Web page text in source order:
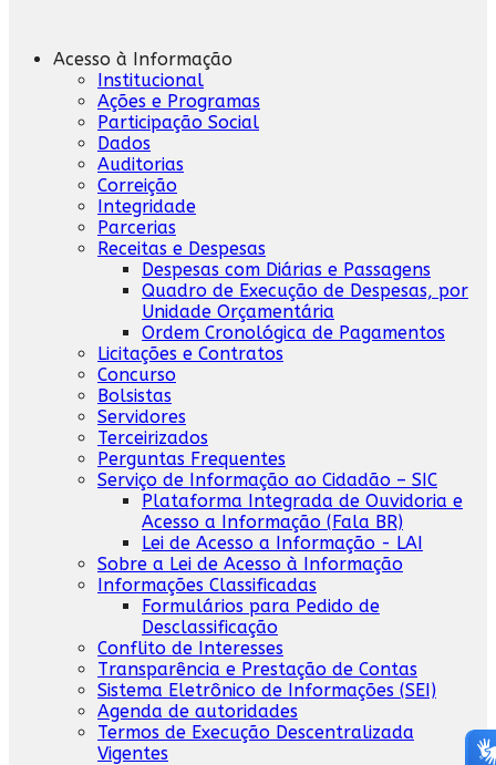
Acesso à Informação
Institucional
Ações e Programas
Participação Social
Dados
Auditorias
Correição
Integridade
Parcerias
Receitas e Despesas
Despesas com Diárias e Passagens
Quadro de Execução de Despesas, por
Unidade Orçamentária
Ordem Cronológica de Pagamentos
Licitações e Contratos
Concurso
Bolsistas
Servidores
Terceirizados
Perguntas Frequentes
Serviço de Informação ao Cidadão – SIC
Plataforma Integrada de Ouvidoria e
Acesso a Informação (Fala BR)
Lei de Acesso a Informação - LAI
Sobre a Lei de Acesso à Informação
Informações Classificadas
Formulários para Pedido de
Desclassificação
Conflito de Interesses
Transparência e Prestação de Contas
Sistema Eletrônico de Informações (SEI)
Agenda de autoridades
Termos de Execução Descentralizada
Vigentes